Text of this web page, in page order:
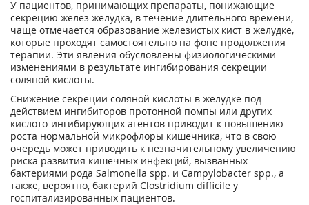
У пациентов, принимающих препараты, понижающие
секрецию желез желудка, в течение длительного времени,
чаще отмечается образование железистых кист в желудке,
которые проходят самостоятельно на фоне продолжения
терапии. Эти явления обусловлены физиологическими
изменениями в результате ингибирования секреции
соляной кислоты.
Снижение секреции соляной кислоты в желудке под
действием ингибиторов протонной помпы или других
кислото-ингибирующих агентов приводит к повышению
роста нормальной микрофлоры кишечника, что в свою
очередь может приводить к незначительному увеличению
риска развития кишечных инфекций, вызванных
бактериями рода Salmonella spp. и Campylobacter spp., а
также, вероятно, бактерий Clostridium difficile у
госпитализированных пациентов.